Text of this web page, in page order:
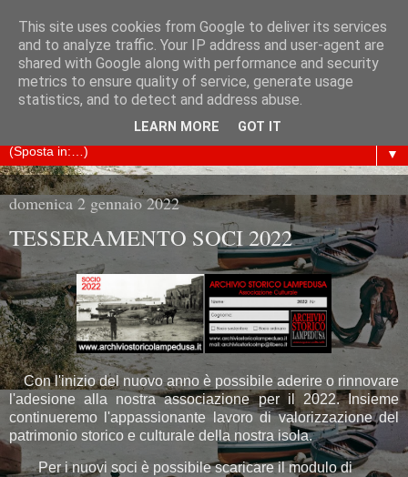
ARCHIVIO STORICO
LAMPEDUSA
▼
domenica 2 gennaio 2022
TESSERAMENTO SOCI 2022
Con l'inizio del nuovo anno è possibile aderire o rinnovare
l'adesione alla nostra associazione per il 2022. Insieme
continueremo l'appassionante lavoro di valorizzazione del
patrimonio storico e culturale della nostra isola.
Per i nuovi soci è possibile scaricare il modulo di
This site uses cookies from Google to deliver its services
and to analyze traffic. Your IP address and user-agent are
shared with Google along with performance and security
metrics to ensure quality of service, generate usage
statistics, and to detect and address abuse.
LEARN MORE GOT IT